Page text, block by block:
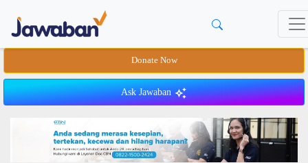
Donate Now
Ask Jawaban